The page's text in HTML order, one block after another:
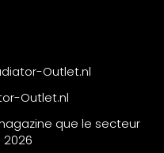
Outlet.nl
Outlet.nl
que le secteur